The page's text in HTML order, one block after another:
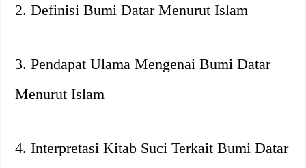
2. Definisi Bumi Datar Menurut Islam
3. Pendapat Ulama Mengenai Bumi Datar
Menurut Islam
4. Interpretasi Kitab Suci Terkait Bumi Datar